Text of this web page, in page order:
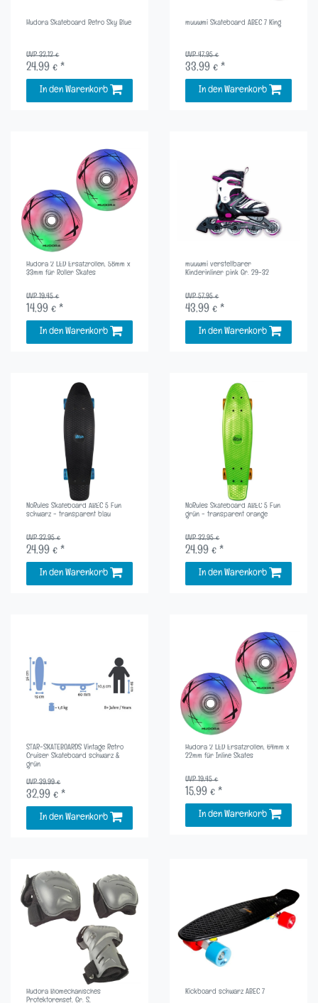
Hudora Skateboard Retro Sky Blue
UVP 32,12 €
24,99 € *
In den Warenkorb
muuwmi Skateboard ABEC 7 King
UVP 47,95 €
33,99 € *
In den Warenkorb
Hudora 2 LED Ersatzrollen, 58mm x
33mm für Roller Skates
UVP 19,45 €
14,99 € *
In den Warenkorb
muuwmi verstellbarer
Kinderinliner pink Gr. 29-32
UVP 57,95 €
43,99 € *
In den Warenkorb
NoRules Skateboard ABEC 5 Fun
schwarz - transparent blau
UVP 32,95 €
24,99 € *
In den Warenkorb
NoRules Skateboard ABEC 5 Fun
grün - transparent orange
UVP 32,95 €
24,99 € *
In den Warenkorb
STAR-SKATEBOARDS Vintage Retro
Cruiser Skateboard schwarz &
grün
UVP 39,99 €
32,99 € *
In den Warenkorb
Hudora 2 LED Ersatzrollen, 64mm x
22mm für Inline Skates
UVP 19,45 €
15,99 € *
In den Warenkorb
Hudora Biomechanisches
Protektorenset, Gr. S,
Kickboard schwarz ABEC 7